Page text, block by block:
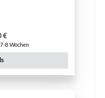
Preis:
€
8 Wochen